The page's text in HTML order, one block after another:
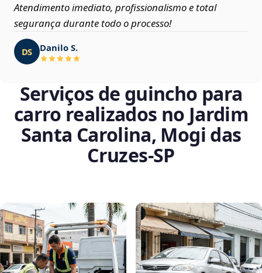
Atendimento imediato, profissionalismo e total
segurança durante todo o processo!
DS Danilo S.
Serviços de guincho para
carro realizados no Jardim
Santa Carolina, Mogi das
Cruzes‑SP